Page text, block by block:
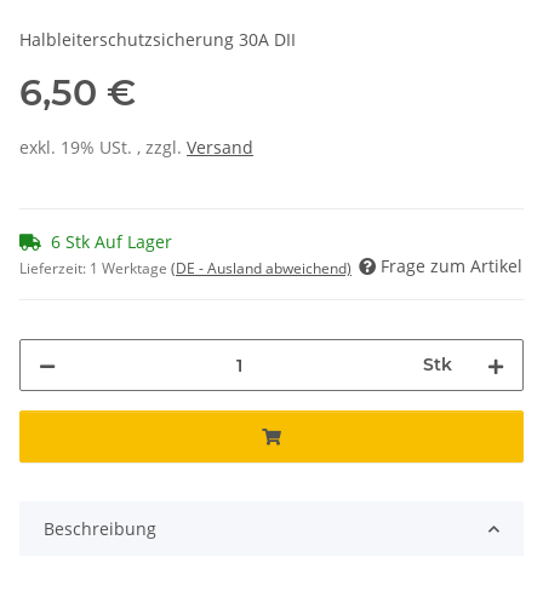
Halbleiterschutzsicherung 30A DII
6,50 €
exkl. 19% USt. , zzgl. Versand
6 Stk Auf Lager
Lieferzeit: 1 Werktage (DE - Ausland abweichend) Frage zum Artikel
Stk
Beschreibung